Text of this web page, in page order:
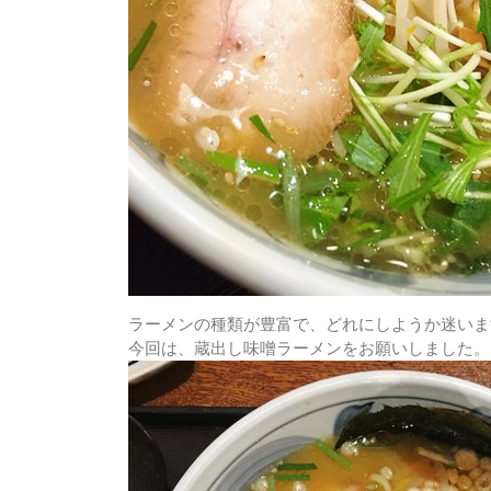
ラーメンの種類が豊富で、どれにしようか迷い
今回は、 蔵出し味噌ラーメンをお願いしました。